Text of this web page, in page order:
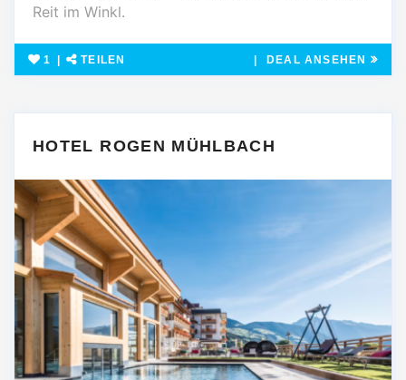
Reit im Winkl.
1 TEILEN DEAL ANSEHEN
HOTEL ROGEN MÜHLBACH